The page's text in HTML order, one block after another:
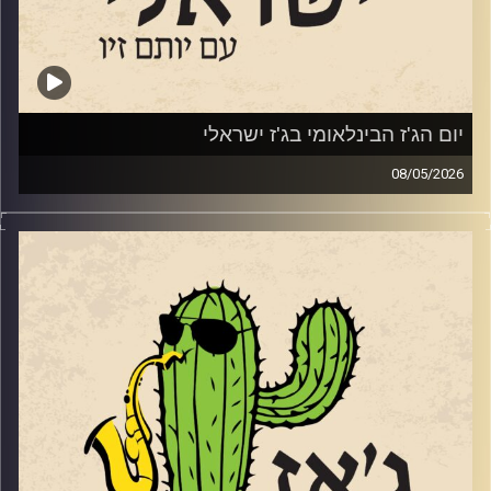
שרון מנצור
ענת כהן
ניתאי הרשקוביץ
קרדיט תמונות:רותם בר-אילן
יום הג'ז הבינלאומי בג'ז ישראלי
08/05/2026
בשבוע שעבר, ב – 30.4 ציינו ברחבי העולם את יום הג'ז
הבינלאומי. כמידי שנה ביום הזה אנחנו מרשים לעצמינו לשמוע
PAT METHENY – https://www.allmusic.com/album/side-
eye-iii–mw0004758439
Mark Turner —Patternmaster